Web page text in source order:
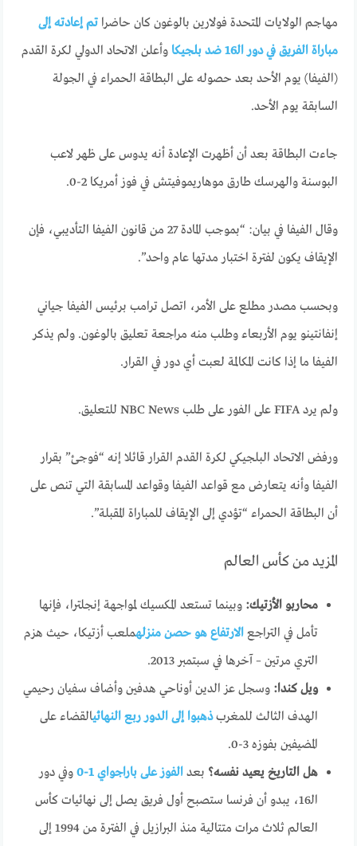
مهاجم الولايات المتحدة فولارين بالوغون كان حاضراتم إعادته إلى
مباراة الفريق في دور الـ16 ضد بلجيكا
وأعلن الاتحاد الدولي لكرة القدم
(الفيفا) يوم الأحد بعد حصوله على البطاقة الحمراء في الجولة
السابقة يوم الأحد.
جاءت البطاقة بعد أن أظهرت الإعادة أنه يدوس على ظهر لاعب
البوسنة والهرسك طارق موهاريموفيتش في فوز أمريكا 2-0.
وقال الفيفا في بيان: “بموجب المادة 27 من قانون الفيفا التأديبي، فإن
الإيقاف يكون لفترة اختبار مدتها عام واحد”.
وبحسب مصدر مطلع على الأمر، اتصل ترامب برئيس الفيفا جياني
إنفانتينو يوم الأربعاء وطلب منه مراجعة تعليق بالوغون. ولم يذكر
الفيفا ما إذا كانت المكالمة لعبت أي دور في القرار.
ولم يرد FIFA على الفور على طلب NBC News للتعليق.
ورفض الاتحاد البلجيكي لكرة القدم القرار قائلا إنه “فوجئ” بقرار
الفيفا وأنه يتعارض مع قواعد الفيفا وقواعد المسابقة التي تنص على
أن البطاقة الحمراء “تؤدي إلى الإيقاف للمباراة المقبلة”.
المزيد من كأس العالم
محاربو الأزتيك:وبينما تستعد المكسيك لمواجهة إنجلترا، فإنها
تأمل في التراجعالارتفاع هو حصن منزلهملعب أزتيكا، حيث هزم
التري مرتين – آخرها في سبتمبر 2013.
ويل كندا: وسجل عز الدين أوناحي هدفين وأضاف سفيان رحيمي
الهدف الثالث للمغربذهبوا إلى الدور ربع النهائيالقضاء على
المضيفين بفوزه 3-0.
هل التاريخ يعيد نفسه؟ بعدالفوز على باراجواي 1-0
وفي دور
الـ16، يبدو أن فرنسا ستصبح أول فريق يصل إلى نهائيات كأس
العالم ثلاث مرات متتالية منذ البرازيل في الفترة من 1994 إلى